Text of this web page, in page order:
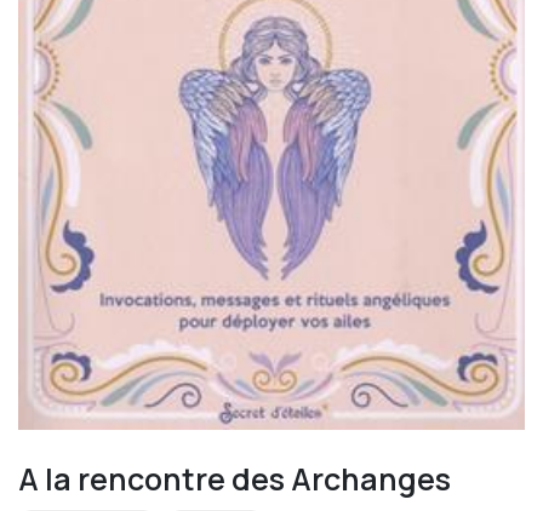
A la rencontre des Archanges